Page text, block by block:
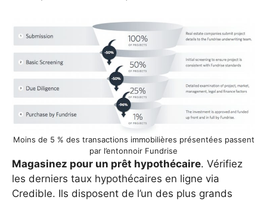
Moins de 5 % des transactions immobilières présentées passent
par l’entonnoir Fundrise
Magasinez pour un prêt hypothécaire. Vérifiez
les derniers taux hypothécaires en ligne via
Credible. Ils disposent de l’un des plus grands